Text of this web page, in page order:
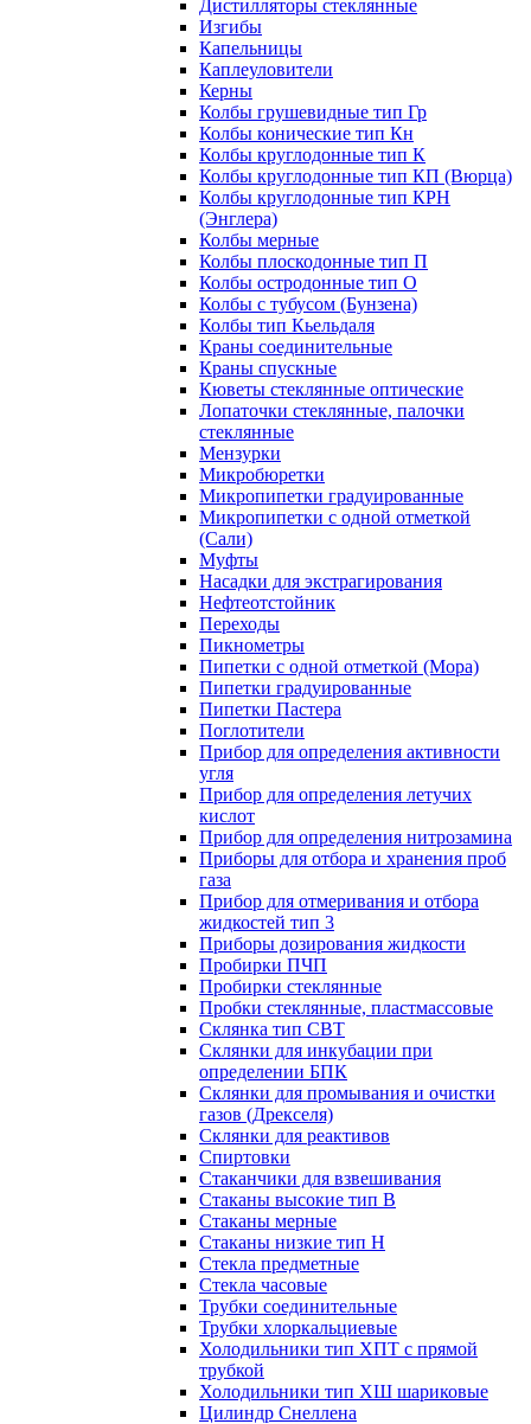
Дистилляторы стеклянные
Изгибы
Капельницы
Каплеуловители
Керны
Колбы грушевидные тип Гр
Колбы конические тип Кн
Колбы круглодонные тип К
Колбы круглодонные тип КП (Вюрца)
Колбы круглодонные тип КРН
(Энглера)
Колбы мерные
Колбы плоскодонные тип П
Колбы остродонные тип О
Колбы с тубусом (Бунзена)
Колбы тип Кьельдаля
Краны соединительные
Краны спускные
Кюветы стеклянные оптические
Лопаточки стеклянные, палочки
стеклянные
Мензурки
Микробюретки
Микропипетки градуированные
Микропипетки с одной отметкой
(Сали)
Муфты
Насадки для экстрагирования
Нефтеотстойник
Переходы
Пикнометры
Пипетки с одной отметкой (Мора)
Пипетки градуированные
Пипетки Пастера
Поглотители
Прибор для определения активности
угля
Прибор для определения летучих
кислот
Прибор для определения нитрозамина
Приборы для отбора и хранения проб
газа
Прибор для отмеривания и отбора
жидкостей тип 3
Приборы дозирования жидкости
Пробирки ПЧП
Пробирки стеклянные
Пробки стеклянные, пластмассовые
Склянка тип СВТ
Склянки для инкубации при
определении БПК
Склянки для промывания и очистки
газов (Дрекселя)
Склянки для реактивов
Спиртовки
Стаканчики для взвешивания
Стаканы высокие тип В
Стаканы мерные
Стаканы низкие тип Н
Стекла предметные
Стекла часовые
Трубки соединительные
Трубки хлоркальциевые
Холодильники тип ХПТ с прямой
трубкой
Холодильники тип ХШ шариковые
Цилиндр Снеллена